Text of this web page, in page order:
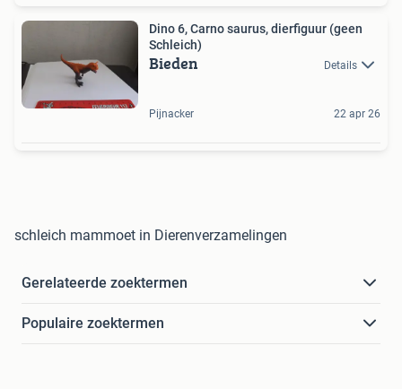
Dino 6, Carno saurus, dierfiguur (geen
Schleich)
Bieden Details
Pijnacker 22 apr 26
schleich mammoet in Dierenverzamelingen
Gerelateerde zoektermen
Populaire zoektermen